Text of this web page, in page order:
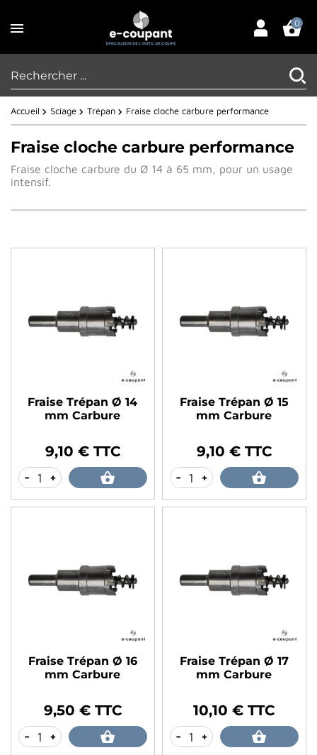
0
Accueil Sciage Trépan Fraise cloche carbure performance
Fraise cloche carbure performance
Fraise cloche carbure du Ø 14 à 65 mm, pour un usage
intensif.
Fraise Trépan Ø 14
mm Carbure
9,10 € TTC
- +
Fraise Trépan Ø 15
mm Carbure
9,10 € TTC
- +
Fraise Trépan Ø 16
mm Carbure
9,50 € TTC
- +
Fraise Trépan Ø 17
mm Carbure
10,10 € TTC
- +